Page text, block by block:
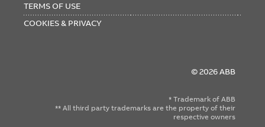
TERMS OF USE
COOKIES & PRIVACY
© 2026 ABB
* Trademark of ABB
** All third party trademarks are the property of their
respective owners